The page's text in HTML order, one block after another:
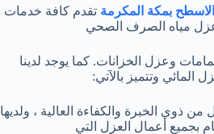
بمكة المكرمة تقدم كافة خدمات
مياه الصرف الصحي
وعزل الخزانات. كما يوجد لدينا
المائي وتتميز بالآتي:
ذوي الخبرة والكفاءة العالية ، ولديها
بجميع أعمال العزل التي